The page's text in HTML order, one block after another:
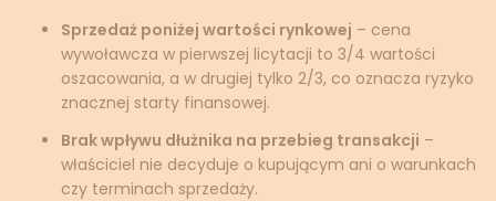
Sprzedaż poniżej wartości rynkowej – cena
wywoławcza w pierwszej licytacji to 3/4 wartości
oszacowania, a w drugiej tylko 2/3, co oznacza ryzyko
znacznej starty finansowej.
Brak wpływu dłużnika na przebieg transakcji –
właściciel nie decyduje o kupującym ani o warunkach
czy terminach sprzedaży.